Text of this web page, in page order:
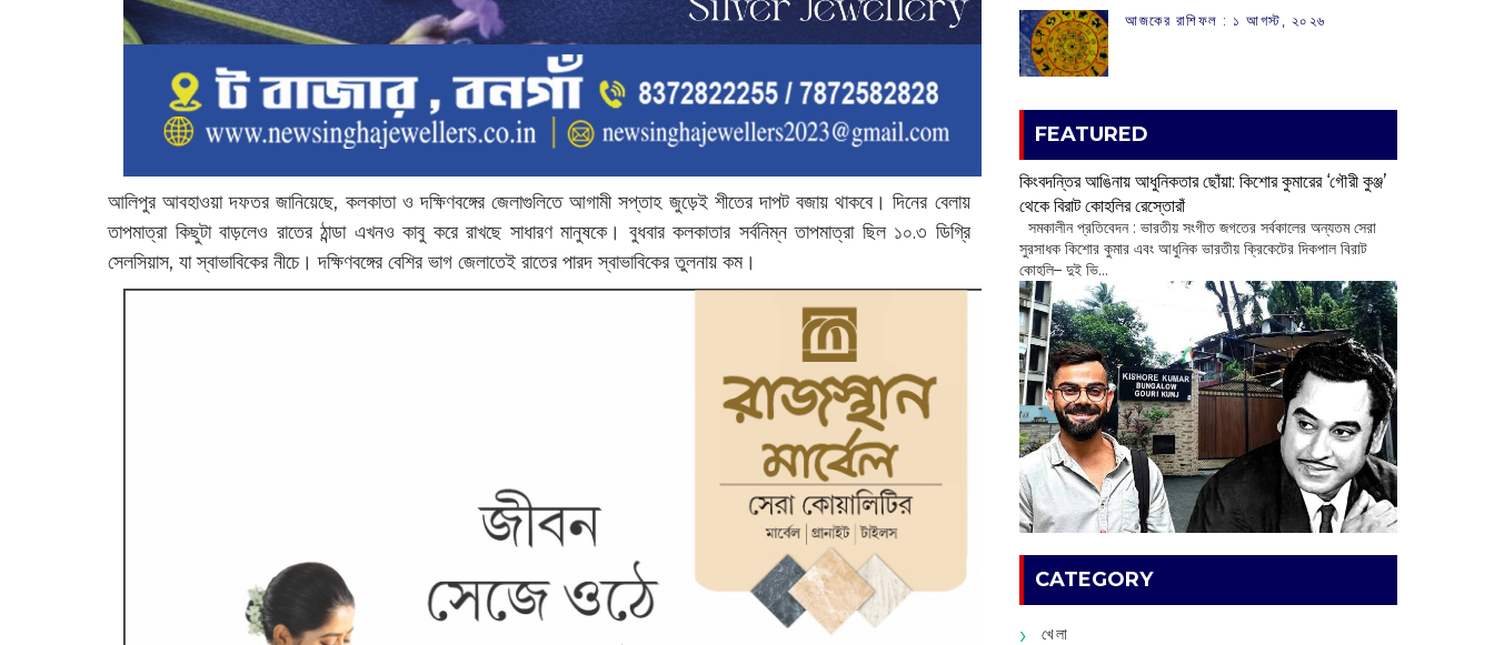
আলিপুর আবহাওয়া দফতর জানিয়েছে, কলকাতা ও দক্ষিণবঙ্গের জেলাগুলিতে আগামী সপ্তাহ জুড়েই শীতের দাপট বজায় থাকবে। দিনের বেলায়
তাপমাত্রা কিছুটা বাড়লেও রাতের ঠান্ডা এখনও কাবু করে রাখছে সাধারণ মানুষকে। বুধবার কলকাতার সর্বনিম্ন তাপমাত্রা ছিল ১০.৩ ডিগ্রি
সেলসিয়াস, যা স্বাভাবিকের নীচে। দক্ষিণবঙ্গের বেশির ভাগ জেলাতেই রাতের পারদ স্বাভাবিকের তুলনায় কম।
আজকের রাশিফল :‌ ‌‌১ আগস্ট, ২০২৬
FEATURED
কিংবদন্তির আঙিনায় আধুনিকতার ছোঁয়া: কিশোর কুমারের ‘গৌরী কুঞ্জ’
থেকে বিরাট কোহলির রেস্তোরাঁ
‌ সমকালীন প্রতিবেদন : ভারতীয় সংগীত জগতের সর্বকালের অন্যতম সেরা
সুরসাধক কিশোর কুমার এবং আধুনিক ভারতীয় ক্রিকেটের দিকপাল বিরাট
কোহলি– ‌দুই ভি...
CATEGORY
খেলা